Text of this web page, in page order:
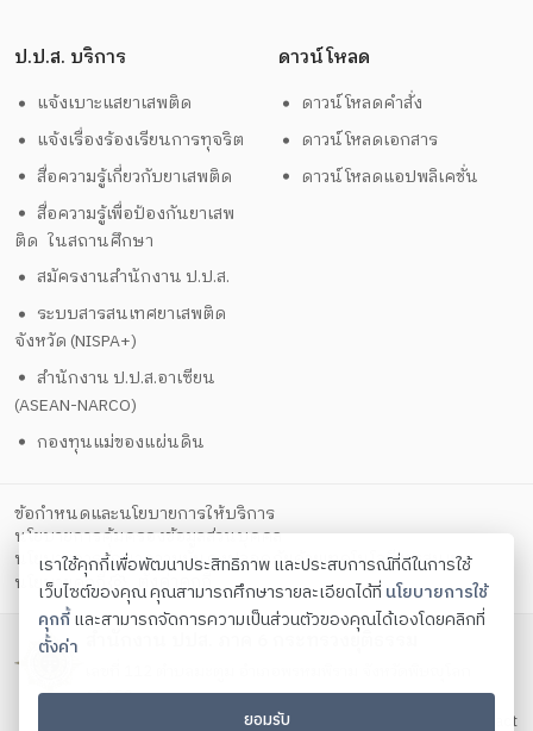
ป.ป.ส. บริการ
แจ้งเบาะแสยาเสพติด
แจ้งเรื่องร้องเรียนการทุจริต
สื่อความรู้เกี่ยวกับยาเสพติด
สื่อความรู้เพื่อป้องกันยาเสพ
ติด ในสถานศึกษา
สมัครงานสำนักงาน ป.ป.ส.
ระบบสารสนเทศยาเสพติด
จังหวัด (NISPA+)
สำนักงาน ป.ป.ส.อาเซียน
(ASEAN-NARCO)
กองทุนแม่ของแผ่นดิน
ดาวน์โหลด
ดาวน์โหลดคำสั่ง
ดาวน์โหลดเอกสาร
ดาวน์โหลดแอปพลิเคชั่น
ข้อกำหนดและนโยบายการให้บริการ
นโยบายการคุ้มครองข้อมูลส่วนบุคคล
นโยบายการรักษาความมั่นคงปลอดภัยด้วยเทคโนโลยีสารสนเทศ
นโยบายคุกกี้
ตั้งค่าคุกกี้
สำนักงาน ปปส. ภาค 6 กระทรวงยุติธรรม
65150
โทรศัพท์ 055 368 165 – 9 โทรสาร 055 368 165 – 9 Contact
เราใช้คุกกี้เพื่อพัฒนาประสิทธิภาพ และประสบการณ์ที่ดีในการใช้
เว็บไซต์ของคุณ คุณสามารถศึกษารายละเอียดได้ที่ นโยบายการใช้
คุกกี้และสามารถจัดการความเป็นส่วนตัวของคุณได้เองโดยคลิกที่
ตั้งค่า
ยอมรับ